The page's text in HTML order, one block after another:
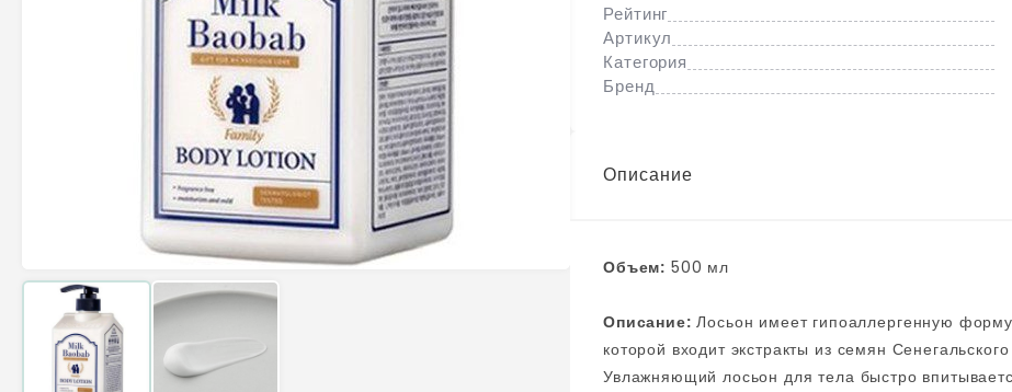
Рейтинг
Артикул
Категория
Бренд
Описание
Объем: 500 мл
Описание: Лосьон имеет гипоаллергенную формулу без ароматизаторов и красителей, в основу
которой входит экстракты из семян
Увлажняющий лосьон для тела быстро